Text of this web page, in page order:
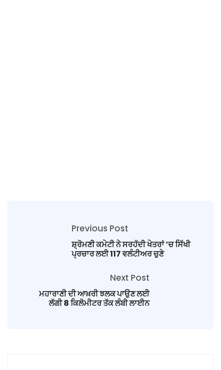
Previous Post
ਸ਼੍ਰੋਮਣੀ ਕਮੇਟੀ ਨੇ ਸਰਹੱਦੀ ਖੇਤਰਾਂ ’ਚ ਸਿੱਖੀ
ਪ੍ਰਚਾਰ ਲਈ 117 ਵਲੰਟੀਅਰ ਚੁਣੇ
Next Post
ਮਹਾਰਾਣੀ ਦੀ ਆਖ਼ਰੀ ਝਲਕ ਪਾਉਣ ਲਈ
ਲੱਗੀ 8 ਕਿਲੋਮੀਟਰ ਤੱਕ ਲੰਬੀ ਲਾਈਨ